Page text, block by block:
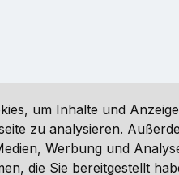
Versandkosten, wenn nicht
um Inhalte und
zu analysieren.
Werbung und
die Sie bereitgestellt